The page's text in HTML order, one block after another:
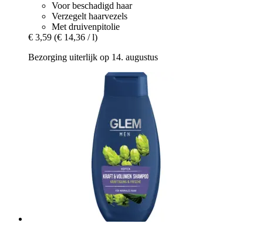
Voor beschadigd haar
Verzegelt haarvezels
Met druivenpitolie
€ 3,59 (€ 14,36 / l)
Bezorging uiterlijk op 14. augustus